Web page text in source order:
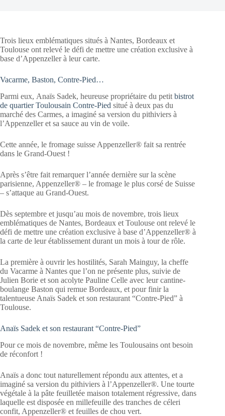
Trois lieux emblématiques situés à Nantes, Bordeaux et
Toulouse ont relevé le défi de mettre une création exclusive à
base d’Appenzeller à leur carte.
Vacarme, Baston, Contre-Pied…
Parmi eux, Anaïs Sadek, heureuse propriétaire du petit bistrot
de quartier Toulousain Contre-Pied situé à deux pas du
marché des Carmes, a imaginé sa version du pithiviers à
l’Appenzeller et sa sauce au vin de voile.
Cette année, le fromage suisse Appenzeller® fait sa rentrée
dans le Grand-Ouest !
Après s’être fait remarquer l’année dernière sur la scène
parisienne, Appenzeller® – le fromage le plus corsé de Suisse
– s’attaque au Grand-Ouest.
Dès septembre et jusqu’au mois de novembre, trois lieux
emblématiques de Nantes, Bordeaux et Toulouse ont relevé le
défi de mettre une création exclusive à base d’Appenzeller® à
la carte de leur établissement durant un mois à tour de rôle.
La première à ouvrir les hostilités, Sarah Mainguy, la cheffe
du Vacarme à Nantes que l’on ne présente plus, suivie de
Julien Borie et son acolyte Pauline Celle avec leur cantine-
boulange Baston qui remue Bordeaux, et pour finir la
talentueuse Anaïs Sadek et son restaurant “Contre-Pied” à
Toulouse.
Anaïs Sadek et son restaurant “Contre-Pied”
Pour ce mois de novembre, même les Toulousains ont besoin
de réconfort !
Anaïs a donc tout naturellement répondu aux attentes, et a
imaginé sa version du pithiviers à l’Appenzeller®. Une tourte
végétale à la pâte feuilletée maison totalement régressive, dans
laquelle est disposée en millefeuille des tranches de céleri
confit, Appenzeller® et feuilles de chou vert.